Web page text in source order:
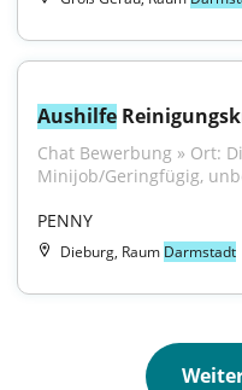
Aushilfe
Chat Bewerbung » Ort:
Minijob/Geringfügig,
PENNY
Dieburg, Raum Darmstadt